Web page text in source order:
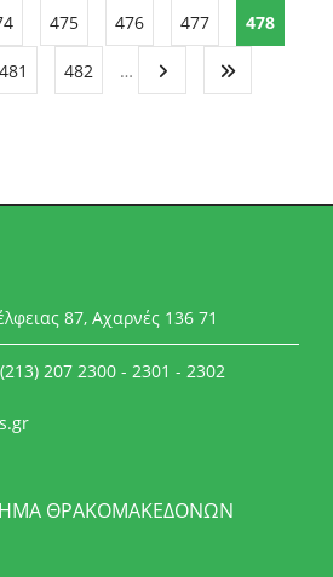
475 476 477 478
481 482 …
87, Αχαρνές 136 71
207 2300 - 2301 - 2302
ΘΡΑΚΟΜΑΚΕΔΌΝΩΝ